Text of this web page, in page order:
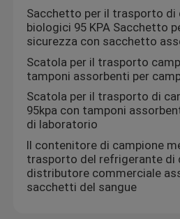
Sacchetto per il trasporto di
biologici 95 KPA Sacchetto
sicurezza con sacchetto
Scatola per il trasporto
tamponi assorbenti per
Scatola per il trasporto di
95kpa con tamponi
di laboratorio
Il contenitore di campione
trasporto del refrigerante di
distributore commerciale
sacchetti del sangue